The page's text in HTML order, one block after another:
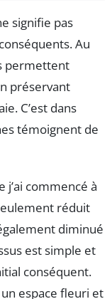
signifie pas
Au
permettent
préservant
C’est dans
témoignent de
j’ai commencé à
réduit
diminué
est simple et
conséquent.
un espace fleuri et